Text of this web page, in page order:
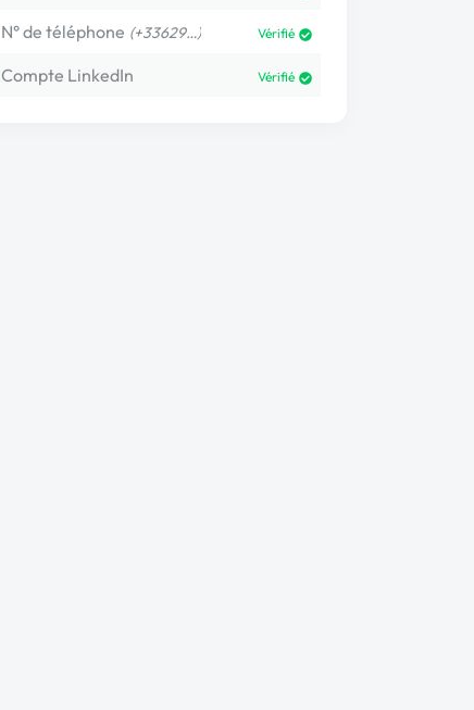
N° de téléphone (+33629…) Vérifié
Compte LinkedIn Vérifié